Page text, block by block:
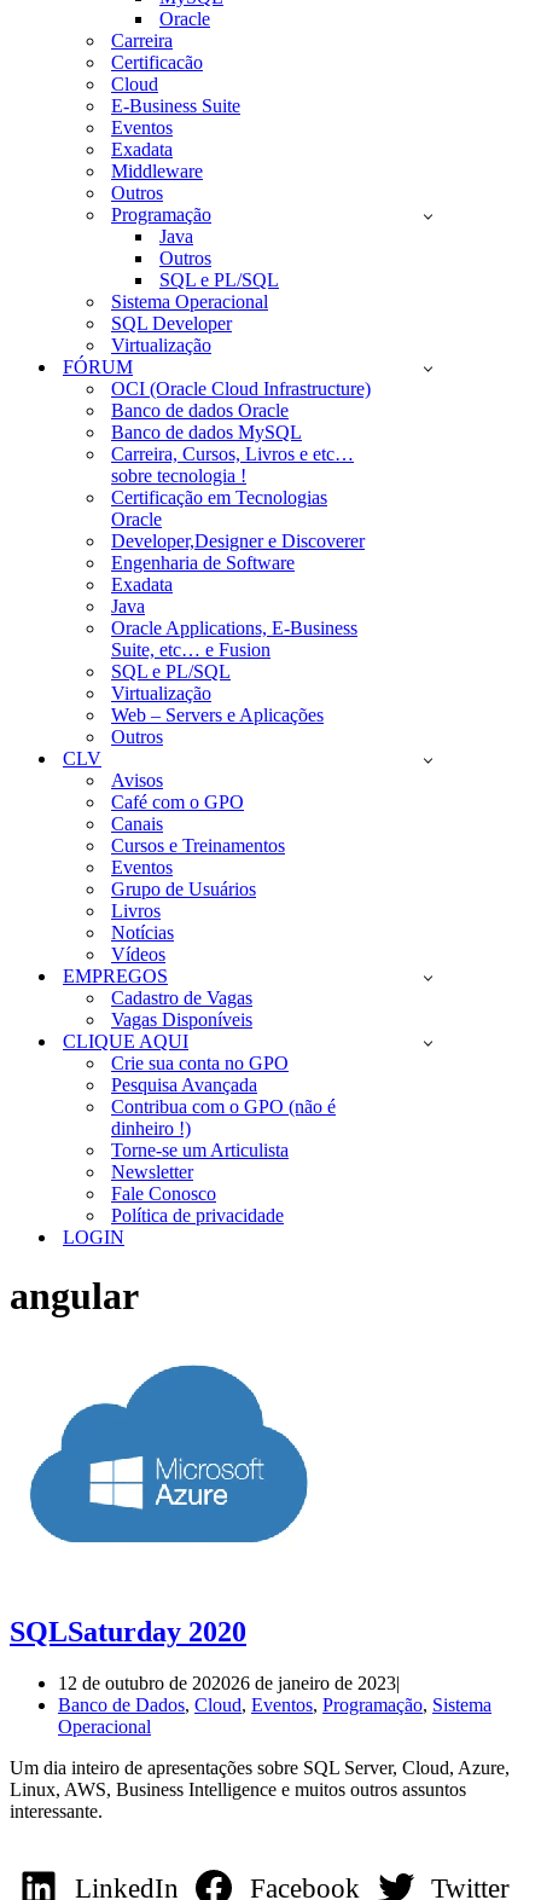
Oracle
Carreira
Certificacão
Cloud
E-Business Suite
Eventos
Exadata
Middleware
Outros
Programação
Java
Outros
SQL e PL/SQL
Sistema Operacional
SQL Developer
Virtualização
FÓRUM
OCI (Oracle Cloud Infrastructure)
Banco de dados Oracle
Banco de dados MySQL
Carreira, Cursos, Livros e etc…
sobre tecnologia !
Certificação em Tecnologias
Oracle
Developer,Designer e Discoverer
Engenharia de Software
Exadata
Java
Oracle Applications, E-Business
Suite, etc… e Fusion
SQL e PL/SQL
Virtualização
Web – Servers e Aplicações
Outros
CLV
Avisos
Café com o GPO
Canais
Cursos e Treinamentos
Eventos
Grupo de Usuários
Livros
Notícias
Vídeos
EMPREGOS
Cadastro de Vagas
Vagas Disponíveis
CLIQUE AQUI
Crie sua conta no GPO
Pesquisa Avançada
Contribua com o GPO (não é
dinheiro !)
Torne-se um Articulista
Newsletter
Fale Conosco
Política de privacidade
LOGIN
angular
SQLSaturday 2020
12 de outubro de 202026 de janeiro de 2023
Banco de Dados, Cloud, Eventos, Programação, Sistema
Operacional
Um dia inteiro de apresentações sobre SQL Server, Cloud, Azure,
Linux, AWS, Business Intelligence e muitos outros assuntos
interessante.
LinkedIn Facebook Twitter